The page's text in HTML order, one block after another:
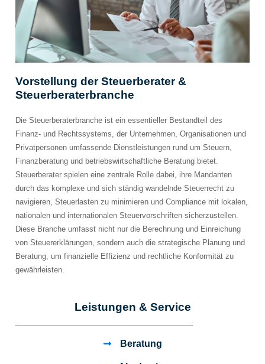
Leistungen & Service
Beratung
Vorstellung der Steuerberater &
Steuerberaterbranche
Die Steuerberaterbranche ist ein essentieller Bestandteil des
Finanz- und Rechtssystems, der Unternehmen, Organisationen und
Privatpersonen umfassende Dienstleistungen rund um Steuern,
Finanzberatung und betriebswirtschaftliche Beratung bietet.
Steuerberater spielen eine zentrale Rolle dabei, ihre Mandanten
durch das komplexe und sich ständig wandelnde Steuerrecht zu
navigieren, Steuerlasten zu minimieren und Compliance mit lokalen,
nationalen und internationalen Steuervorschriften sicherzustellen.
Diese Branche umfasst nicht nur die Berechnung und Einreichung
von Steuererklärungen, sondern auch die strategische Planung und
Beratung, um finanzielle Effizienz und rechtliche Konformität zu
gewährleisten.